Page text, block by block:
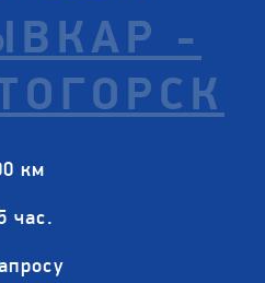
-
км
час.